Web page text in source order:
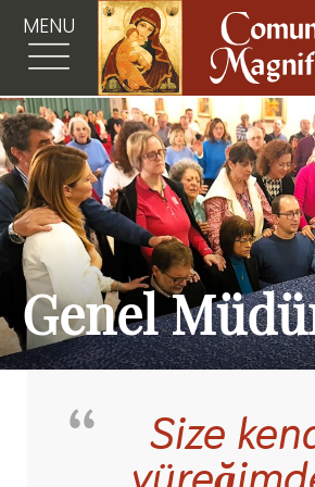
MENU
Genel
Size